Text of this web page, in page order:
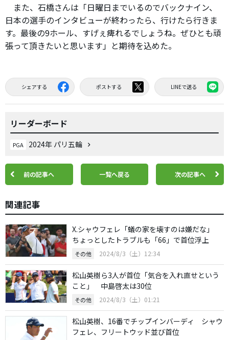
また、石橋さんは「日曜日までいるのでバックナイン、
日本の選手のインタビューが終わったら、行けたら行きま
す。最後の9ホール、すげぇ痺れるでしょうね。ぜひとも頑
張って頂きたいと思います」と期待を込めた。
シェアする ポストする LINEで送る
リーダーボード
PGA 2024年 パリ五輪
前の記事へ 一覧へ戻る 次の記事へ
関連記事
X.シャウフェレ「蟻の家を壊すのは嫌だな」
ちょっとしたトラブルも「66」で首位浮上
その他 2024/8/3（土）12:34
松山英樹ら3人が首位「気合を入れ直せという
こと」 中島啓太は30位
その他 2024/8/3（土）01:21
松山英樹、16番でチップインバーディ シャウ
フェレ、フリートウッド並び首位